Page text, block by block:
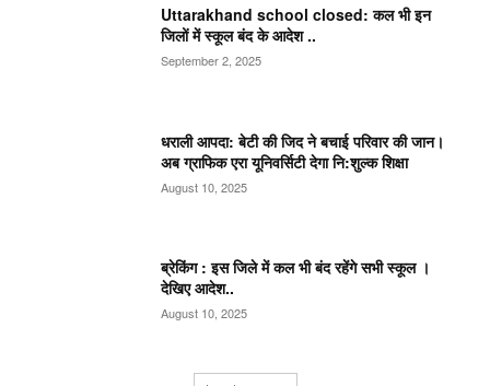
Uttarakhand school closed: कल भी इन
जिलों में स्कूल बंद के आदेश ..
September 2, 2025
धराली आपदा: बेटी की जिद ने बचाई परिवार की जान।
अब ग्राफिक एरा यूनिवर्सिटी देगा नि:शुल्क शिक्षा
August 10, 2025
ब्रेकिंग : इस जिले में कल भी बंद रहेंगे सभी स्कूल ।
देखिए आदेश..
August 10, 2025